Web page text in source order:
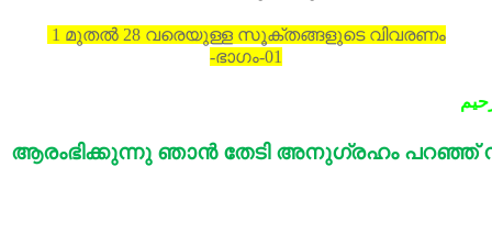
1 മുതൽ 28 വരെയുള്ള സൂക്തങ്ങളുടെ വിവരണം
-ഭാഗം-01
പറഞ്ഞ്
അനുഗ്രഹം
തേടി
ഞാൻ
ആരംഭിക്കുന്നു